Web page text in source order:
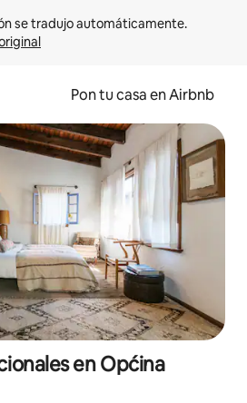
Pon tu casa en Airbnb
en Općina